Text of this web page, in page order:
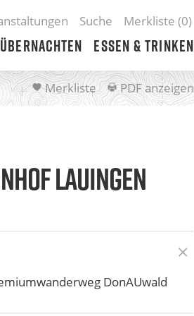
Suche Merkliste (0)
Übernachten Essen & Trinken
Merkliste PDF anzeigen
LAUINGEN
DonAUwald